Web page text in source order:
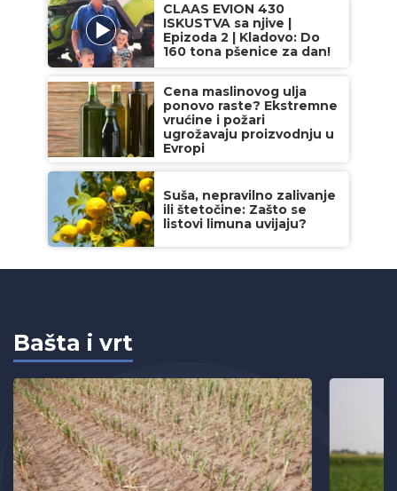
CLAAS EVION 430
ISKUSTVA sa njive |
Epizoda 2 | Kladovo: Do
160 tona pšenice za dan!
Cena maslinovog ulja
ponovo raste? Ekstremne
vrućine i požari
ugrožavaju proizvodnju u
Evropi
Suša, nepravilno zalivanje
ili štetočine: Zašto se
listovi limuna uvijaju?
Bašta i vrt